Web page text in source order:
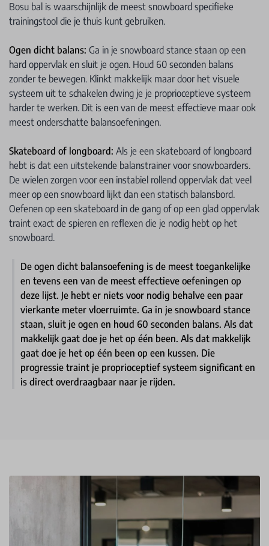
Bosu bal is waarschijnlijk de meest snowboard specifieke
trainingstool die je thuis kunt gebruiken.
Ogen dicht balans: Ga in je snowboard stance staan op een
hard oppervlak en sluit je ogen. Houd 60 seconden balans
zonder te bewegen. Klinkt makkelijk maar door het visuele
systeem uit te schakelen dwing je je proprioceptieve systeem
harder te werken. Dit is een van de meest effectieve maar ook
meest onderschatte balansoefeningen.
Skateboard of longboard: Als je een skateboard of longboard
hebt is dat een uitstekende balanstrainer voor snowboarders.
De wielen zorgen voor een instabiel rollend oppervlak dat veel
meer op een snowboard lijkt dan een statisch balansbord.
Oefenen op een skateboard in de gang of op een glad oppervlak
traint exact de spieren en reflexen die je nodig hebt op het
snowboard.
De ogen dicht balansoefening is de meest toegankelijke
en tevens een van de meest effectieve oefeningen op
deze lijst. Je hebt er niets voor nodig behalve een paar
vierkante meter vloerruimte. Ga in je snowboard stance
staan, sluit je ogen en houd 60 seconden balans. Als dat
makkelijk gaat doe je het op één been. Als dat makkelijk
gaat doe je het op één been op een kussen. Die
progressie traint je proprioceptief systeem significant en
is direct overdraagbaar naar je rijden.